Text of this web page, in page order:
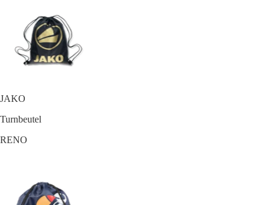
JAKO
Turnbeutel
RENO